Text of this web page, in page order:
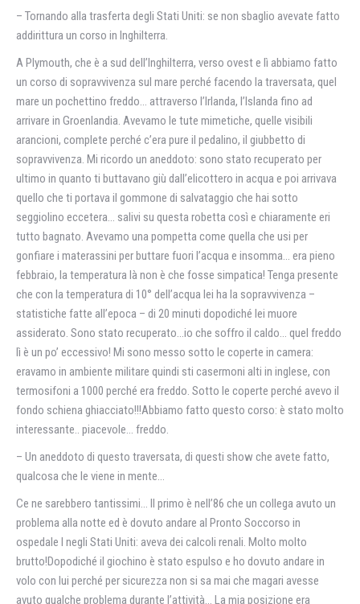
– Tornando alla trasferta degli Stati Uniti: se non sbaglio avevate fatto
addirittura un corso in Inghilterra.
A Plymouth, che è a sud dell’Inghilterra, verso ovest e lì abbiamo fatto
un corso di sopravvivenza sul mare perché facendo la traversata, quel
mare un pochettino freddo… attraverso l’Irlanda, l’Islanda fino ad
arrivare in Groenlandia. Avevamo le tute mimetiche, quelle visibili
arancioni, complete perché c’era pure il pedalino, il giubbetto di
sopravvivenza. Mi ricordo un aneddoto: sono stato recuperato per
ultimo in quanto ti buttavano giù dall’elicottero in acqua e poi arrivava
quello che ti portava il gommone di salvataggio che hai sotto
seggiolino eccetera… salivi su questa robetta così e chiaramente eri
tutto bagnato. Avevamo una pompetta come quella che usi per
gonfiare i materassini per buttare fuori l’acqua e insomma… era pieno
febbraio, la temperatura là non è che fosse simpatica! Tenga presente
che con la temperatura di 10° dell’acqua lei ha la sopravvivenza –
statistiche fatte all’epoca – di 20 minuti dopodiché lei muore
assiderato. Sono stato recuperato…io che soffro il caldo… quel freddo
lì è un po’ eccessivo! Mi sono messo sotto le coperte in camera:
eravamo in ambiente militare quindi sti casermoni alti in inglese, con
termosifoni a 1000 perché era freddo. Sotto le coperte perché avevo il
fondo schiena ghiacciato!!!Abbiamo fatto questo corso: è stato molto
interessante.. piacevole… freddo.
– Un aneddoto di questo traversata, di questi show che avete fatto,
qualcosa che le viene in mente…
Ce ne sarebbero tantissimi… Il primo è nell’86 che un collega avuto un
problema alla notte ed è dovuto andare al Pronto Soccorso in
ospedale l negli Stati Uniti: aveva dei calcoli renali. Molto molto
brutto!Dopodiché il giochino è stato espulso e ho dovuto andare in
volo con lui perché per sicurezza non si sa mai che magari avesse
avuto qualche problema durante l’attività… La mia posizione era